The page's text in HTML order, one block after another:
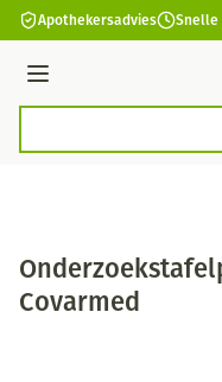
Ga naar de inhoud
Apothekersadvies Snelle
Menu
Covarmed